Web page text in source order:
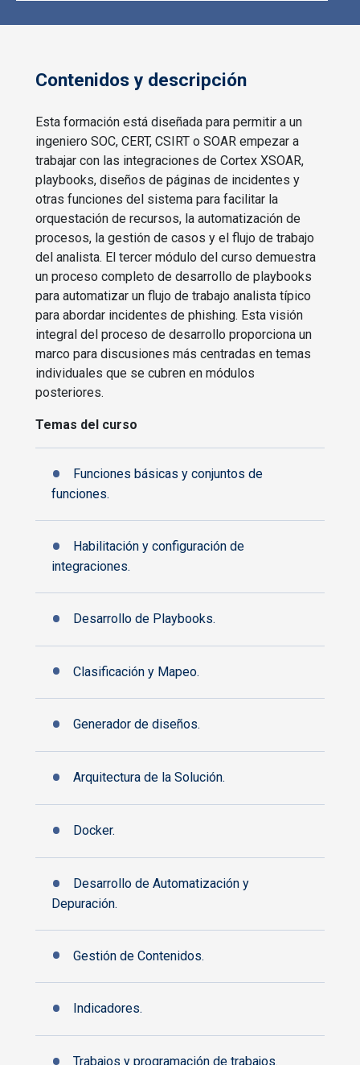
Contenidos y descripción
Esta formación está diseñada para permitir a un
ingeniero SOC, CERT, CSIRT o SOAR empezar a
trabajar con las integraciones de Cortex XSOAR,
playbooks, diseños de páginas de incidentes y
otras funciones del sistema para facilitar la
orquestación de recursos, la automatización de
procesos, la gestión de casos y el flujo de trabajo
del analista. El tercer módulo del curso demuestra
un proceso completo de desarrollo de playbooks
para automatizar un flujo de trabajo analista típico
para abordar incidentes de phishing. Esta visión
integral del proceso de desarrollo proporciona un
marco para discusiones más centradas en temas
individuales que se cubren en módulos
posteriores.
Temas del curso
Funciones básicas y conjuntos de
funciones.
Habilitación y configuración de
integraciones.
Desarrollo de Playbooks.
Clasificación y Mapeo.
Generador de diseños.
Arquitectura de la Solución.
Docker.
Desarrollo de Automatización y
Depuración.
Gestión de Contenidos.
Indicadores.
Trabajos y programación de trabajos.